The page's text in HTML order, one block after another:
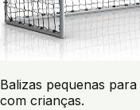
Balizas pequenas
com crianças.